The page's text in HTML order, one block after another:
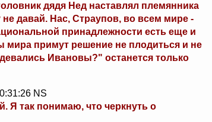
дядя Нед наставлял племянника
давай. Нас, Страупов, во всем мире -
принадлежности есть еще и
примут решение не плодиться и не
Ивановы?" останется только
NS
Я так понимаю, что черкнуть о